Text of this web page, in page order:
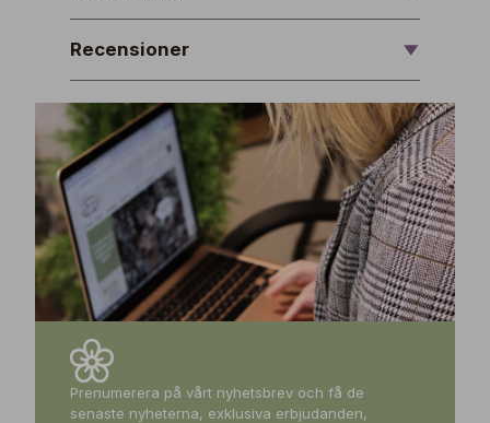
Recensioner
Prenumerera på vårt nyhetsbrev och få de
senaste nyheterna, exklusiva erbjudanden,